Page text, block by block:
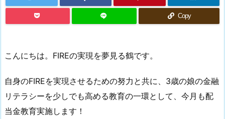
Copy
こんにちは。FIREの実現を夢見る鶴です。
自身のFIREを実現させるための努力と共に、3歳の娘の金融
リテラシーを少しでも高める教育の一環として、今月も配
当金教育実施します！